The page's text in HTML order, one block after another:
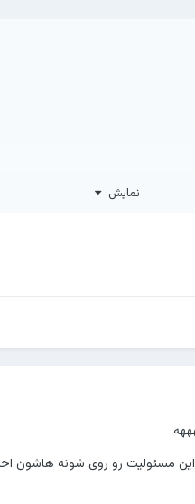
نمایش
این مسئولیت رو روی شونه هاشون